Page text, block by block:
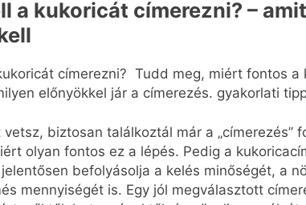
a kukoricát címerezni? –
címerezni? Tudd meg, miért fontos a
előnyökkel jár a címerezés. gyakorlati
vetsz, biztosan találkoztál már a „címerezés”
olyan fontos ez a lépés. Pedig a
befolyásolja a kelés minőségét, a
mennyiségét is. Egy jól megválasztott